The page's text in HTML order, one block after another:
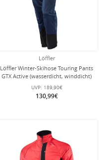
Löffler
Löffler Winter-Skihose Touring Pants
GTX Active (wasserdicht, winddicht)
dunkelblau Damen
UVP: 189,90€
130,99€